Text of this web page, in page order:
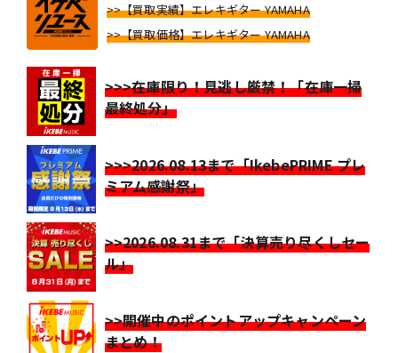
>>【買取実績】エレキギター YAMAHA
>>【買取価格】エレキギター YAMAHA
>>>在庫限り！見逃し厳禁！「在庫一掃
最終処分」
>>>2026.08.13まで「IkebePRIME プレ
ミアム感謝祭」
>>2026.08.31まで「決算売り尽くしセー
ル」
>>開催中のポイントアップキャンペーン
まとめ！